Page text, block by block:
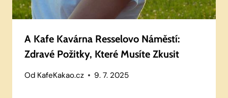
A Kafe Kavárna Resselovo Náměstí:
Zdravé Požitky, Které Musíte Zkusit
Od KafeKakao.cz 9. 7. 2025